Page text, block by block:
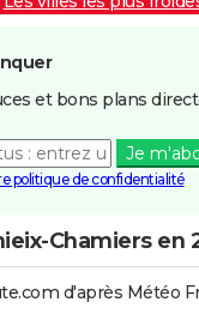
et bons plans
Je
politique de confidentialité
Chamiers en
d'après Météo